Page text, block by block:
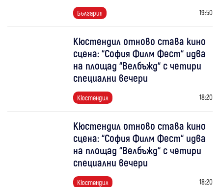
България 19:50
Кюстендил отново става кино
сцена: “София Филм Фест“ идва
на площад “Велбъжд“ с четири
специални вечери
Кюстендил 18:20
Кюстендил отново става кино
сцена: “София Филм Фест“ идва
на площад “Велбъжд“ с четири
специални вечери
Кюстендил 18:20